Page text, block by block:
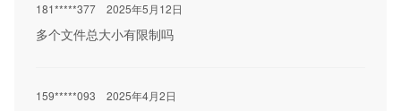
181*****377 2025年5月12日
多个文件总大小有限制吗
159*****093 2025年4月2日